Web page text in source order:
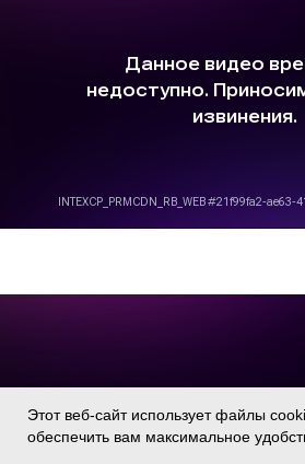
Этот веб-сайт использует файлы
обеспечить вам максимальное